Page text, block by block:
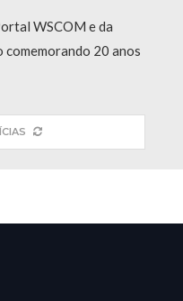
WSCOM e da
comemorando 20 anos